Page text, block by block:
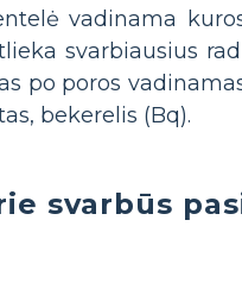
vadinama
svarbiausius
po poros
bekerelis (Bq).
svarbūs